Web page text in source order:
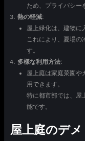
ため、プライバシー
熱の軽減:
屋上緑化は、建物に
これにより、夏場の
す。
多様な利用方法:
屋上庭は家庭菜園や
用できます。
特に都市部では、屋
能です。
屋上庭のデメ